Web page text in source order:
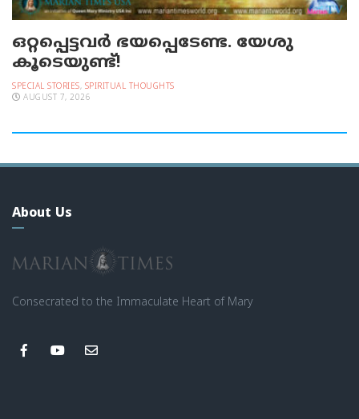
ഒറ്റപ്പെട്ടവര്‍ ഭയപ്പെടേണ്ട. യേശു
കൂടെയുണ്ട്!
SPECIAL STORIES, SPIRITUAL THOUGHTS
AUGUST 7, 2026
About Us
Consecrated to the Immaculate Heart of Mary